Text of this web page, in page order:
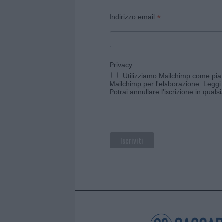
Indirizzo email *
Privacy
Utilizziamo Mailchimp come
Mailchimp per l'elaborazione.
Potrai annullare l'iscrizione in